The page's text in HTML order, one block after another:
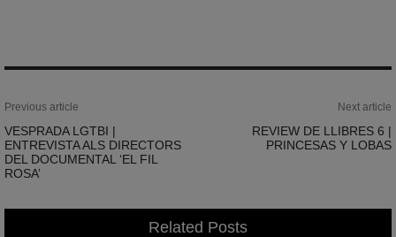
Previous article
VESPRADA LGTBI |
ENTREVISTA ALS DIRECTORS
DEL DOCUMENTAL ‘EL FIL
ROSA’
Next article
REVIEW DE LLIBRES 6 |
PRINCESAS Y LOBAS
Related Posts